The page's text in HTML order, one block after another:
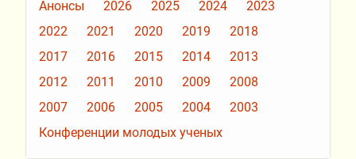
Анонсы 2026 2025 2024
2023
2022
2021 2020 2019
2018
2017
2016 2015 2014
2013
2012
2011 2010 2009
2008
2007
2006 2005 2004
2003
Конференции молодых ученых